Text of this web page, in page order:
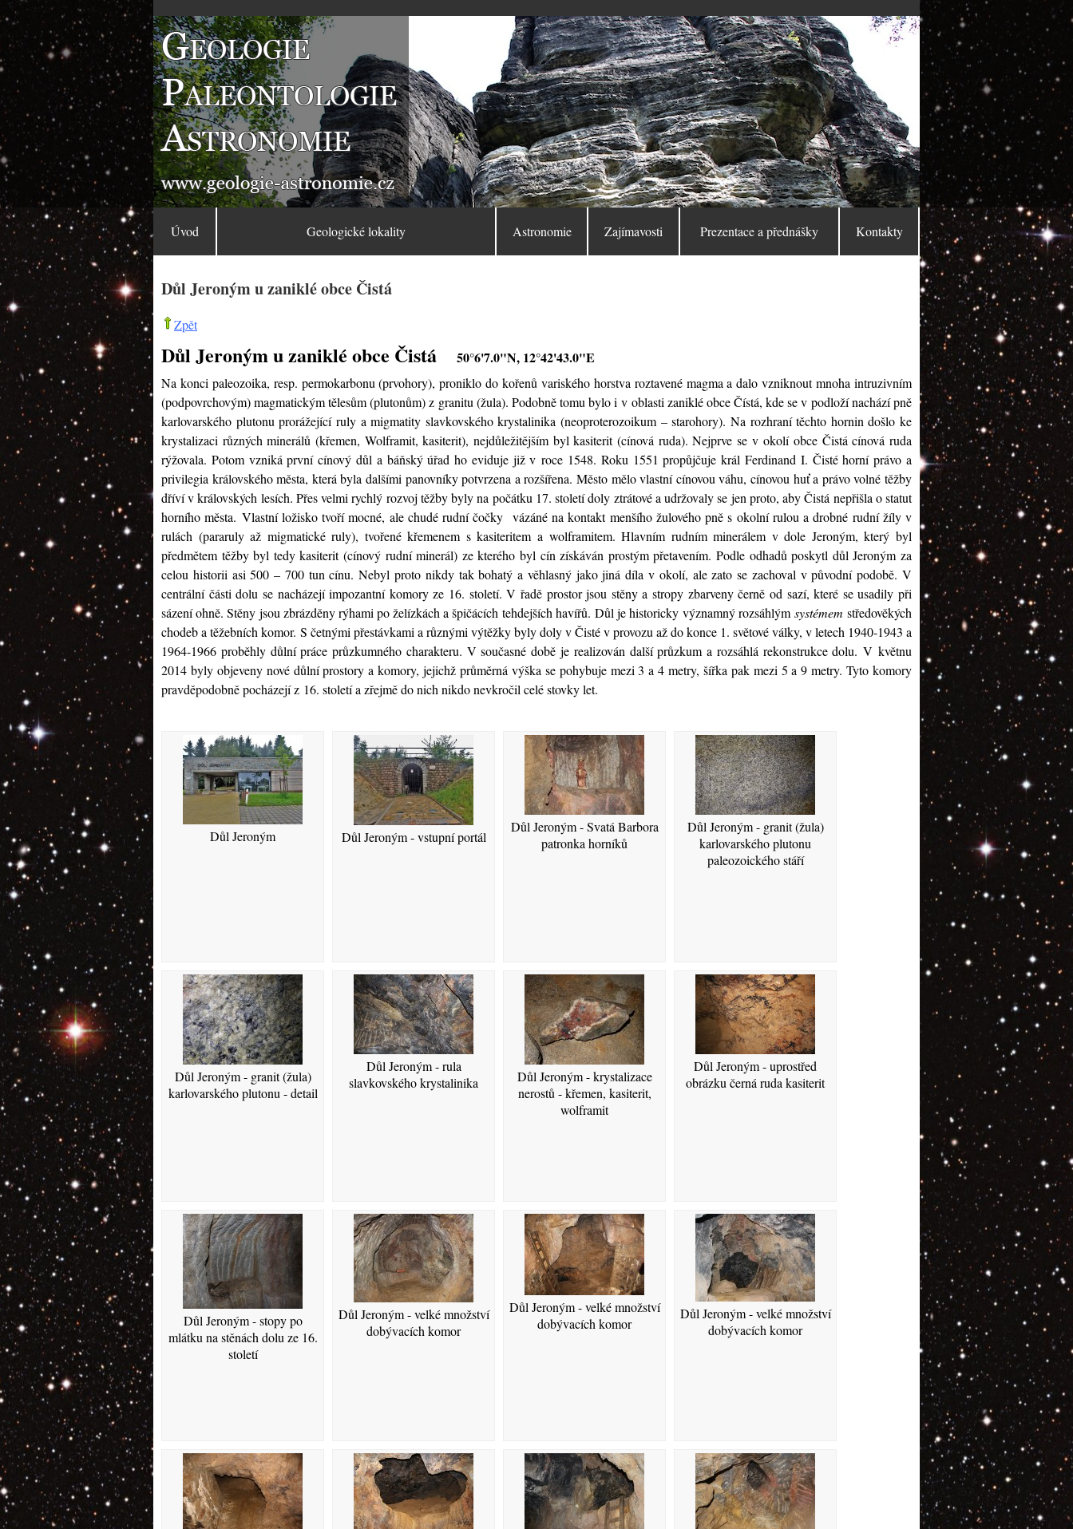
Úvod Geologické lokality Astronomie Zajímavosti Prezentace a přednášky Kontakty
Důl Jeroným u zaniklé obce Čistá
Zpět
Důl Jeroným u zaniklé obce Čistá 50°6'7.0"N, 12°42'43.0"E
Na konci paleozoika, resp. permokarbonu (prvohory), proniklo do kořenů variského horstva roztavené magma a dalo vzniknout mnoha intruzivním
(podpovrchovým) magmatickým tělesům (plutonům) z granitu (žula). Podobně tomu bylo i v oblasti zaniklé obce Čístá, kde se v podloží nachází pně
karlovarského plutonu prorážející ruly a migmatity slavkovského krystalinika (neoproterozoikum – starohory). Na rozhraní těchto hornin došlo ke
krystalizaci různých minerálů (křemen, Wolframit, kasiterit), nejdůležitějším byl kasiterit (cínová ruda). Nejprve se v okolí obce Čistá cínová ruda
rýžovala. Potom vzniká první cínový důl a báňský úřad ho eviduje již v roce 1548. Roku 1551 propůjčuje král Ferdinand I. Čisté horní právo a
privilegia královského města, která byla dalšími panovníky potvrzena a rozšířena. Město mělo vlastní cínovou váhu, cínovou huť a právo volné těžby
dříví v královských lesích. Přes velmi rychlý rozvoj těžby byly na počátku 17. století doly ztrátové a udržovaly se jen proto, aby Čistá nepřišla o statut
horního města. Vlastní ložisko tvoří mocné, ale chudé rudní čočky vázáné na kontakt menšího žulového pně s okolní rulou a drobné rudní žíly v
rulách (pararuly až migmatické ruly), tvořené křemenem s kasiteritem a wolframitem. Hlavním rudním minerálem v dole Jeroným, který byl
předmětem těžby byl tedy kasiterit (cínový rudní minerál) ze kterého byl cín získáván prostým přetavením. Podle odhadů poskytl důl Jeroným za
celou historii asi 500 – 700 tun cínu. Nebyl proto nikdy tak bohatý a věhlasný jako jiná díla v okolí, ale zato se zachoval v původní podobě. V
centrální části dolu se nacházejí impozantní komory ze 16. století. V řadě prostor jsou stěny a stropy zbarveny černě od sazí, které se usadily při
sázení ohně. Stěny jsou zbrázděny rýhami po želízkách a špičácích tehdejších havířů. Důl je historicky významný rozsáhlým systémem středověkých
chodeb a těžebních komor. S četnými přestávkami a různými výtěžky byly doly v Čisté v provozu až do konce 1. světové války, v letech 1940-1943 a
1964-1966 proběhly důlní práce průzkumného charakteru. V současné době je realizován další průzkum a rozsáhlá rekonstrukce dolu. V květnu
2014 byly objeveny nové důlní prostory a komory, jejichž průměrná výška se pohybuje mezi 3 a 4 metry, šířka pak mezi 5 a 9 metry. Tyto komory
pravděpodobně pocházejí z 16. století a zřejmě do nich nikdo nevkročil celé stovky let.
Důl Jeroným Důl Jeroným - vstupní portál
Důl Jeroným - Svatá Barbora
patronka horníků
Důl Jeroným - granit (žula)
karlovarského plutonu
paleozoického stáří
Důl Jeroným - granit (žula)
karlovarského plutonu - detail
Důl Jeroným - rula
slavkovského krystalinika
Důl Jeroným - krystalizace
nerostů - křemen, kasiterit,
wolframit
Důl Jeroným - uprostřed
obrázku černá ruda kasiterit
Důl Jeroným - stopy po
mlátku na stěnách dolu ze 16.
století
Důl Jeroným - velké množství
dobývacích komor
Důl Jeroným - velké množství
dobývacích komor
Důl Jeroným - velké množství
dobývacích komor